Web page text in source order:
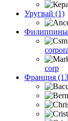
Уругвай (1)
corp
Франция